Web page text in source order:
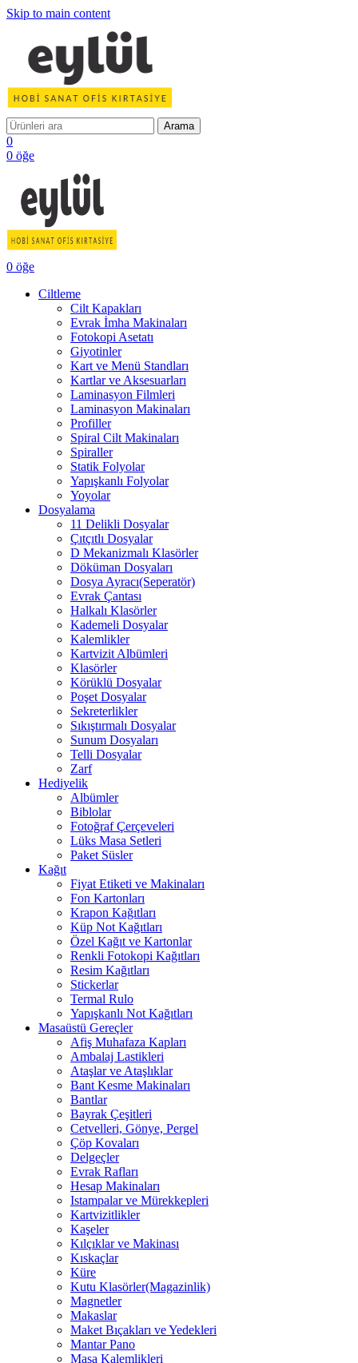
Skip to main content
Arama
0
0 öğe
0 öğe
Ciltleme
Cilt Kapakları
Evrak İmha Makinaları
Fotokopi Asetatı
Giyotinler
Kart ve Menü Standları
Kartlar ve Aksesuarları
Laminasyon Filmleri
Laminasyon Makinaları
Profiller
Spiral Cilt Makinaları
Spiraller
Statik Folyolar
Yapışkanlı Folyolar
Yoyolar
Dosyalama
11 Delikli Dosyalar
Çıtçıtlı Dosyalar
D Mekanizmalı Klasörler
Döküman Dosyaları
Dosya Ayracı(Seperatör)
Evrak Çantası
Halkalı Klasörler
Kademeli Dosyalar
Kalemlikler
Kartvizit Albümleri
Klasörler
Körüklü Dosyalar
Poşet Dosyalar
Sekreterlikler
Sıkıştırmalı Dosyalar
Sunum Dosyaları
Telli Dosyalar
Zarf
Hediyelik
Albümler
Biblolar
Fotoğraf Çerçeveleri
Lüks Masa Setleri
Paket Süsler
Kağıt
Fiyat Etiketi ve Makinaları
Fon Kartonları
Krapon Kağıtları
Küp Not Kağıtları
Özel Kağıt ve Kartonlar
Renkli Fotokopi Kağıtları
Resim Kağıtları
Stickerlar
Termal Rulo
Yapışkanlı Not Kağıtları
Masaüstü Gereçler
Afiş Muhafaza Kapları
Ambalaj Lastikleri
Ataşlar ve Ataşlıklar
Bant Kesme Makinaları
Bantlar
Bayrak Çeşitleri
Cetvelleri, Gönye, Pergel
Çöp Kovaları
Delgeçler
Evrak Rafları
Hesap Makinaları
Istampalar ve Mürekkepleri
Kartvizitlikler
Kaşeler
Kılçıklar ve Makinası
Kıskaçlar
Küre
Kutu Klasörler(Magazinlik)
Magnetler
Makaslar
Maket Bıçakları ve Yedekleri
Mantar Pano
Masa Kalemlikleri